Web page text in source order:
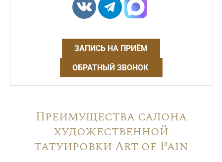
ЗАПИСЬ НА ПРИЁМ
ОБРАТНЫЙ ЗВОНОК
Преимущества салона
художественной
татуировки Art of Pain